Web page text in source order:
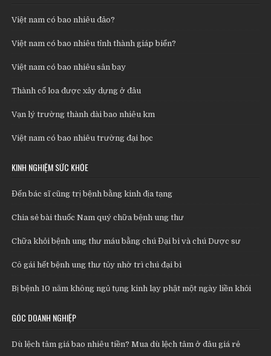
Việt nam có bao nhiêu đảo?
Việt nam có bao nhiêu tỉnh thành giáp biển?
Việt nam có bao nhiêu sân bay
Thành cổ loa được xây dựng ở đâu
Vạn lý trường thành dài bao nhiêu km
Việt nam có bao nhiêu trường đại học
KINH NGHIỆM SỨC KHỎE
Đến bác sĩ cũng trị bệnh bằng kinh địa tạng
Chia sẻ bài thuốc Nam quý chữa bệnh ung thư
Chữa khỏi bệnh ung thư máu bằng chú Đại bi và chú Dược sư
Cô gái hết bệnh ung thư tủy nhờ trì chú đại bi
Bị bệnh 10 năm không ngủ tụng kinh lạy phật một ngày liền khỏi
GÓC DOANH NGHIỆP
Dù lệch tâm giá bao nhiêu tiền? Mua dù lệch tâm ở đâu giá rẻ